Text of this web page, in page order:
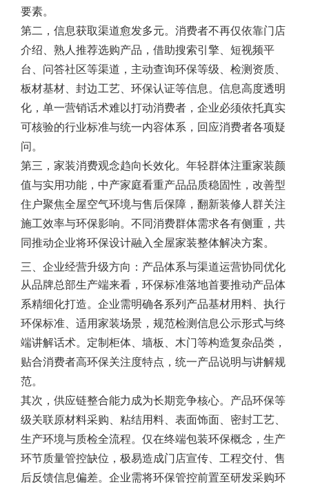
要素。
第二，信息获取渠道愈发多元。消费者不再仅依靠门店
介绍、熟人推荐选购产品，借助搜索引擎、短视频平
台、问答社区等渠道，主动查询环保等级、检测资质、
板材基材、封边工艺、环保认证等信息。信息高度透明
化，单一营销话术难以打动消费者，企业必须依托真实
可核验的行业标准与统一内容体系，回应消费者各项疑
问。
第三，家装消费观念趋向长效化。年轻群体注重家装颜
值与实用功能，中产家庭看重产品品质稳固性，改善型
住户聚焦全屋空气环境与售后保障，翻新装修人群关注
施工效率与环保影响。不同消费群体需求各有侧重，共
同推动企业将环保设计融入全屋家装整体解决方案。
三、企业经营升级方向：产品体系与渠道运营协同优化
从品牌总部生产端来看，环保标准落地首要推动产品体
系精细化打造。企业需明确各系列产品基材用料、执行
环保标准、适用家装场景，规范检测信息公示形式与终
端讲解话术。定制柜体、墙板、木门等构造复杂品类，
贴合消费者高环保关注度特点，统一产品说明与讲解规
范。
其次，供应链整合能力成为长期竞争核心。产品环保等
级关联原材料采购、粘结用料、表面饰面、密封工艺、
生产环境与质检全流程。仅在终端包装环保概念，生产
环节质量管控缺位，极易造成门店宣传、工程交付、售
后反馈信息偏差。企业需将环保管控前置至研发采购环